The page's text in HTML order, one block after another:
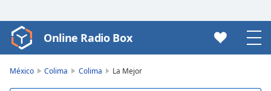
Video
Player
Online Radio Box
México Colima Colima La Mejor